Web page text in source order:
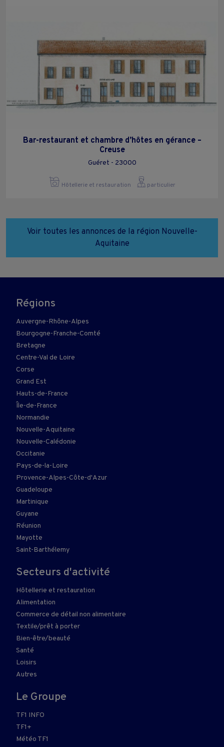
Bar-restaurant et chambre d’hôtes en gérance –
Creuse
Guéret - 23000
Hôtellerie et restauration particulier
Voir toutes les annonces de la région Nouvelle-
Aquitaine
Régions
Auvergne-Rhône-Alpes
Bourgogne-Franche-Comté
Bretagne
Centre-Val de Loire
Corse
Grand Est
Hauts-de-France
Île-de-France
Normandie
Nouvelle-Aquitaine
Nouvelle-Calédonie
Occitanie
Pays-de-la-Loire
Provence-Alpes-Côte-d'Azur
Guadeloupe
Martinique
Guyane
Réunion
Mayotte
Saint-Barthélemy
Secteurs d'activité
Hôtellerie et restauration
Alimentation
Commerce de détail non alimentaire
Textile/prêt à porter
Bien-être/beauté
Santé
Loisirs
Autres
Le Groupe
TF1 INFO
TF1+
Météo TF1